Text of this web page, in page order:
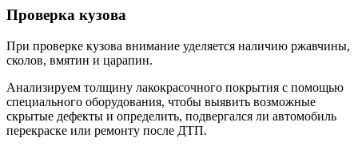
Проверка кузова
При проверке кузова внимание уделяется наличию ржавчины,
сколов, вмятин и царапин.
Анализируем толщину лакокрасочного покрытия с помощью
специального оборудования, чтобы выявить возможные
скрытые дефекты и определить, подвергался ли автомобиль
перекраске или ремонту после ДТП.